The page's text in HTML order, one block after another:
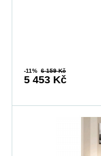
-11% 6 159 Kč
5 453 Kč